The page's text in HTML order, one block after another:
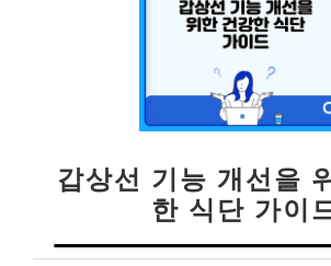
갑상선 기능 개선을
한 식단 가이